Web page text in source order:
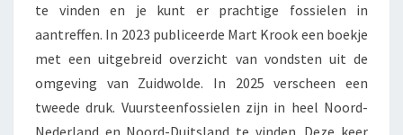
te vinden en je kunt er prachtige fossielen in
aantreffen. In 2023 publiceerde Mart Krook een boekje
met een uitgebreid overzicht van vondsten uit de
omgeving van Zuidwolde. In 2025 verscheen een
tweede druk. Vuursteenfossielen zijn in heel Noord-
Nederland en Noord-Duitsland te vinden. Deze keer